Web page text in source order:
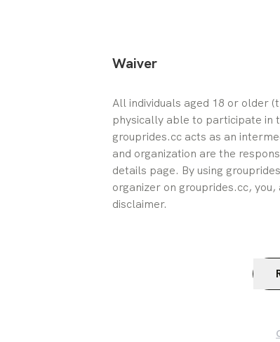
Waiver
All individuals aged 18 or older
physically able to participate in
grouprides.cc acts as an
and organization are the
details page. By using
organizer on grouprides.cc,
disclaimer.